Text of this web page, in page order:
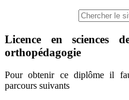
Licence en sciences
orthopédagogie
Pour obtenir ce diplôme il
parcours suivants